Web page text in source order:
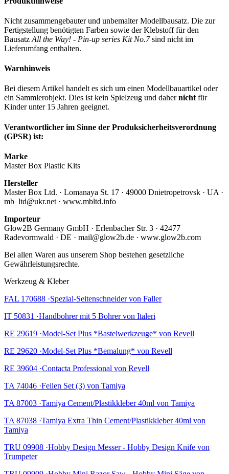
Nicht zusammengebauter und unbemalter Modellbausatz. Die zur
Fertigstellung benötigten Farben sowie der Klebstoff für den
Bausatz All the Way! - Pin-up series Kit No.7sind nicht im
Lieferumfang enthalten.
Warnhinweis
Bei diesem Artikel handelt es sich um einen Modellbauartikel oder
ein Sammlerobjekt. Dies ist kein Spielzeug und dahernicht für
Kinder unter 15 Jahren geeignet.
Verantwortlicher im Sinne der Produksicherheitsverordnung
(GPSR) ist:
Marke
Master Box Plastic Kits
Hersteller
Master Box Ltd. · Lomanaya St. 17 · 49000 Dnietropetrovsk · UA ·
mb_ltd@ukr.net · www.mbltd.info
Importeur
Glow2B Germany GmbH · Erlenbacher Str. 3 · 42477
Radevormwald · DE · mail@glow2b.de · www.glow2b.com
Bei allen Waren aus unserem Shop bestehen gesetzliche
Gewährleistungsrechte.
Werkzeug & Kleber
FAL 170688 ·Spezial-Seitenschneider von Faller
IT 50831 ·Handbohrer mit 5 Bohrer von Italeri
RE 29619 ·Model-Set Plus *Bastelwerkzeuge* von Revell
RE 29620 ·Model-Set Plus *Bemalung* von Revell
RE 39604 ·Contacta Professional von Revell
TA 74046 ·Feilen Set (3) von Tamiya
TA 87003 ·Tamiya Cement/Plastikkleber 40ml von Tamiya
TA 87038 ·Tamiya Extra Thin Cement/Plastikkleber 40ml von
Tamiya
TRU 09908 ·Hobby Design Messer - Hobby Design Knife von
Trumpeter